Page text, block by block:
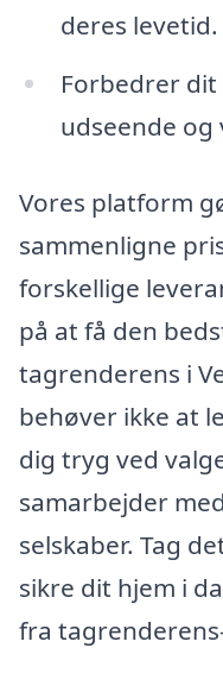
deres levetid.
Forbedrer
udseende
Vores platform
sammenligne
forskellige
på at få den
tagrenderens i
behøver ikke at
dig tryg ved
samarbejder
selskaber. Tag
sikre dit hjem i
fra